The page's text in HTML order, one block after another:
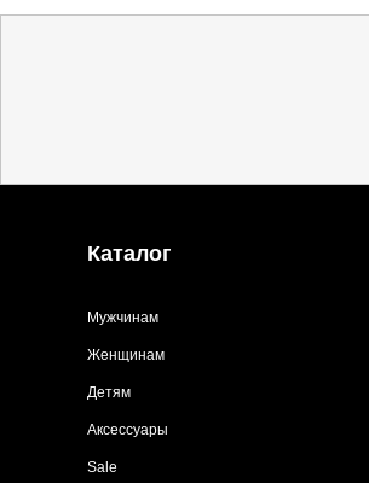
Каталог
Мужчинам
Женщинам
Детям
Аксессуары
Sale